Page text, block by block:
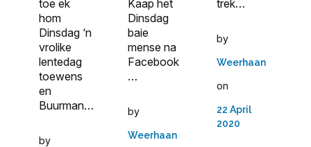
toe ek
hom
Dinsdag ‘n
vrolike
lentedag
toewens
en
Buurman…
by
Kaap het
Dinsdag
baie
mense na
Facebook
…
by
Weerhaan
trek…
by
Weerhaan
on
22 April
2020